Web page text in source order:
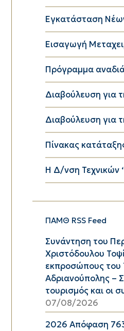
Eγκατάσταση
Εισαγωγή
Πρόγραμμα
Διαβούλευση για
Διαβούλευση για
Πίνακας
Η Δ/νση Τεχνικών
ΠΑΜΘ RSS Feed
Συνάντηση του
Χριστόδουλου
εκπροσώπους του
Αδριανούπολης –
τουρισμός και οι
07/08/2026
2026 Απόφαση